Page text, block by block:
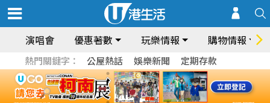
演唱會 優惠著數 玩樂情報 購物情報
熱門關鍵字： 公屋熱話 娛樂新聞 定期存款